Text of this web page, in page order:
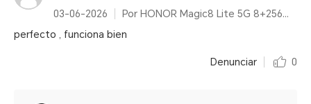
03-06-2026
Por HONOR Magic8 Lite 5G 8+256GB Reddish Brown/ 7500mAh/ IP68/IP69K/ 6000nits/ 2.5m Resistencia a caídas certificada
perfecto , funciona bien
Denunciar 0